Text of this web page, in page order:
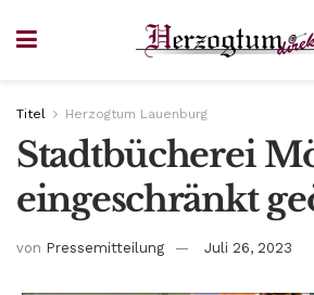
Titel Herzogtum Lauenburg
Stadtbücherei
eingeschränkt
von Pressemitteilung Juli 26, 2023